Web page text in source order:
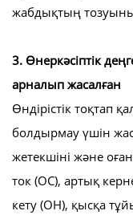
жабдықтың
3. Өнеркәсіптік
арналып жасалған
Өндірістік тоқтап
болдырмау үшін
жетекшіні және
ток (OC), артық
кету (OH), қысқа